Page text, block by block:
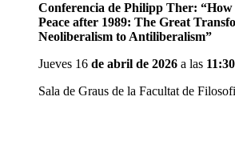
Conferencia de Philipp Ther: “How
Peace after 1989: The Great
Neoliberalism to Antiliberalism”
Jueves 16 de abril de 2026 a las
Sala de Graus de la Facultat de